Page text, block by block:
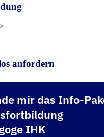
anfordern
mir das Info-
IHK